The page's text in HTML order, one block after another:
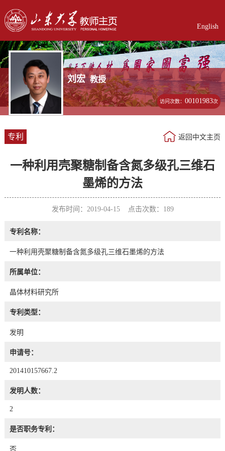
English
刘宏 教授
访问次数：00101983次
专利 返回中文主页
一种利用壳聚糖制备含氮多级孔三维石
墨烯的方法
发布时间：2019-04-15 点击次数： 189
专利名称：
一种利用壳聚糖制备含氮多级孔三维石墨烯的方法
所属单位：
晶体材料研究所
专利类型：
发明
申请号：
201410157667.2
发明人数：
2
是否职务专利：
否